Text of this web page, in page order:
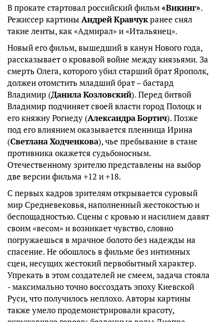
В прокате стартовал российский фильм«Викинг».
Режиссер картины АндрейКравчукранее снял
такие ленты, как «Адмирал» и «Итальянец».
Новый его фильм, вышедший в канун Нового года,
рассказывает о кровавой войне между князьями. За
смерть Олега, которого убил старший брат Ярополк,
должен отомстить младший брат – бастард
Владимир (ДанилаКозловский). Перед битвой
Владимир подчиняет своей власти город Полоцк и
его княжну Рогнеду (АлександраБортич). Позже
под его влиянием оказывается пленница Ирина
(СветланаХодченкова), чье пребывание в стане
противника окажется судьбоносным.
Отечественному зрителю представлены на выбор
две версии фильма +12 и +18.
С первых кадров зрителям открывается суровый
мир Средневековья, наполненный жестокостью и
беспощадностью. Сцены с кровью и насилием давят
своим «весом» и возникает чувство, словно
погружаешься в мрачное болото без надежды на
спасение. Не обошлось в фильме без интимных
сцен, несущих жестокий первобытный характер.
Упрекать в этом создателей не смеем, задача стояла
- максимально точно воссоздать эпоху Киевской
Руси, что получилось неплохо. Авторы картины
также умело продемонстрировали красоту,